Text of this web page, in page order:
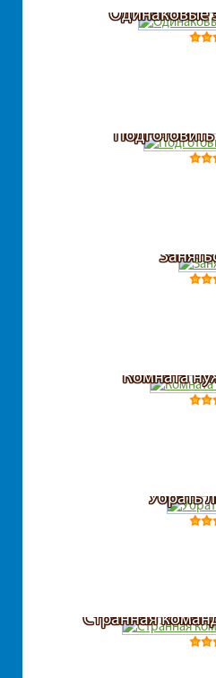
Одинаковые
Комната
Убрать
Странная